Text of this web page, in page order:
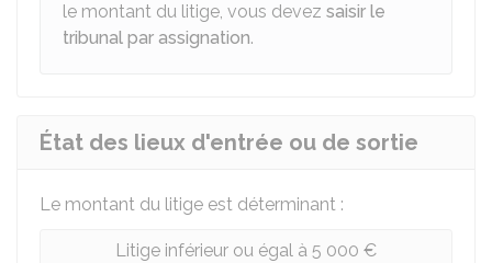
le montant du litige, vous devez saisir le
tribunal par assignation.
État des lieux d'entrée ou de sortie
Le montant du litige est déterminant :
Litige inférieur ou égal à 5 000 €